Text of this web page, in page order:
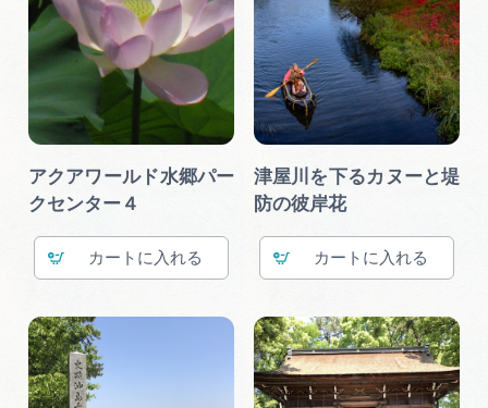
アクアワールド水郷パー
クセンター４
カート
津屋川を下るカヌーと堤
防の彼岸花
カート